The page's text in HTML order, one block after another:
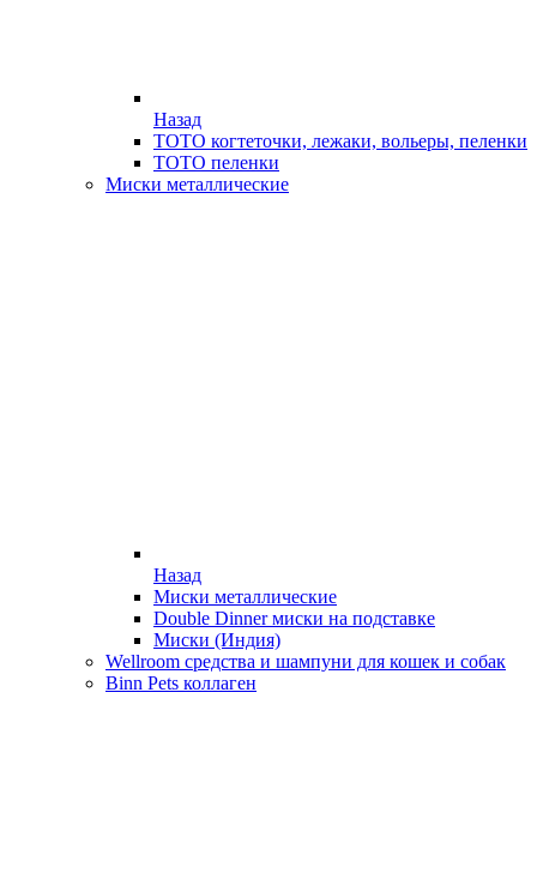
Назад
ТОТО когтеточки, лежаки, вольеры, пеленки
ТОТО пеленки
Миски металлические
Назад
Миски металлические
Double Dinner миски на подставке
Миски (Индия)
Wellroom средства и шампуни для кошек и собак
Binn Pets коллаген